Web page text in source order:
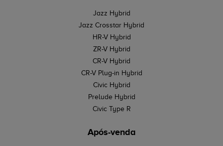
Jazz Hybrid
Jazz Crosstar Hybrid
HR-V Hybrid
ZR-V Hybrid
CR-V Hybrid
CR-V Plug-in Hybrid
Civic Hybrid
Prelude Hybrid
Civic Type R
Após-venda